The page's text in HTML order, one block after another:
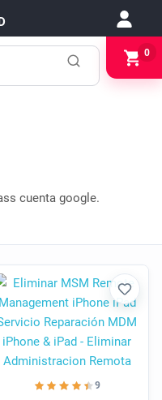
0
cuenta google.
9